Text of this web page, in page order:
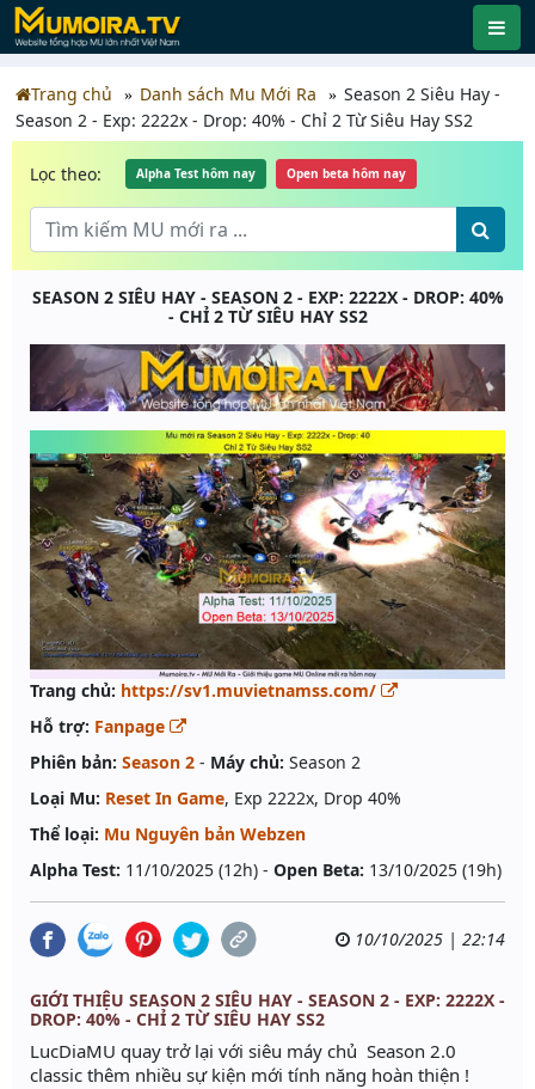
Trang chủ Danh sách Mu Mới Ra
Season 2 Siêu Hay -
Season 2 - Exp: 2222x - Drop: 40% - Chỉ 2 Từ Siêu Hay SS2
Lọc theo: Alpha Test hôm nay Open beta hôm nay
SEASON 2 SIÊU HAY - SEASON 2 - EXP: 2222X - DROP: 40%
- CHỈ 2 TỪ SIÊU HAY SS2
Trang chủ: https://sv1.muvietnamss.com/
Hỗ trợ: Fanpage
Phiên bản: Season 2 - Máy chủ: Season 2
Loại Mu: Reset In Game, Exp 2222x, Drop 40%
Thể loại: Mu Nguyên bản Webzen
Alpha Test: 11/10/2025 (12h) - Open Beta: 13/10/2025 (19h)
10/10/2025 | 22:14
GIỚI THIỆU SEASON 2 SIÊU HAY - SEASON 2 - EXP: 2222X -
DROP: 40% - CHỈ 2 TỪ SIÊU HAY SS2
LucDiaMU quay trở lại với siêu máy chủ Season 2.0
classic thêm nhiều sự kiện mới tính năng hoàn thiện !